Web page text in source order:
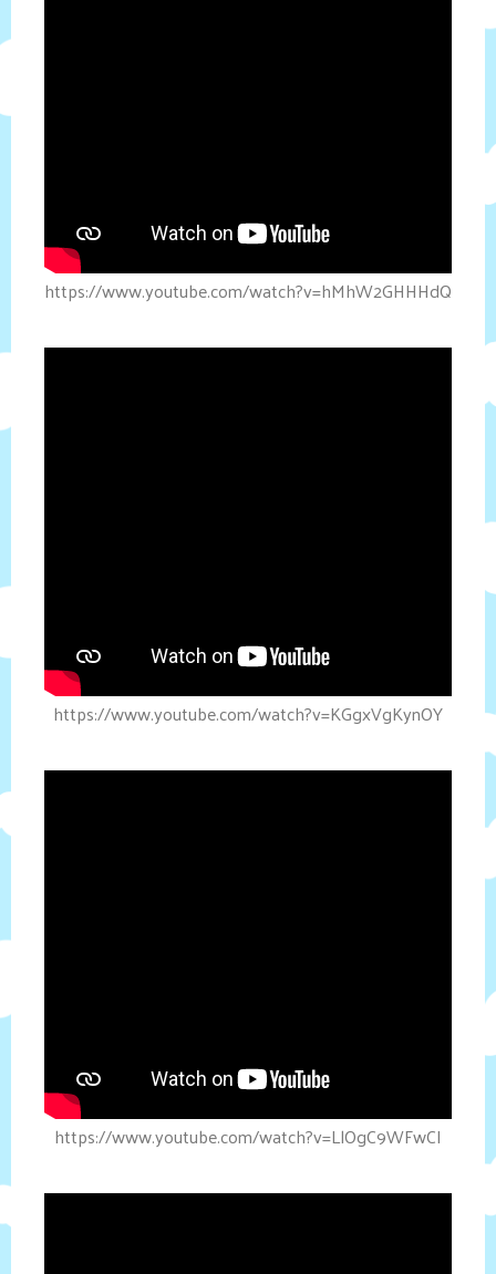
https://www.youtube.com/watch?v=hMhW2GHHHdQ
https://www.youtube.com/watch?v=KGgxVgKynOY
https://www.youtube.com/watch?v=LlOgC9WFwCI